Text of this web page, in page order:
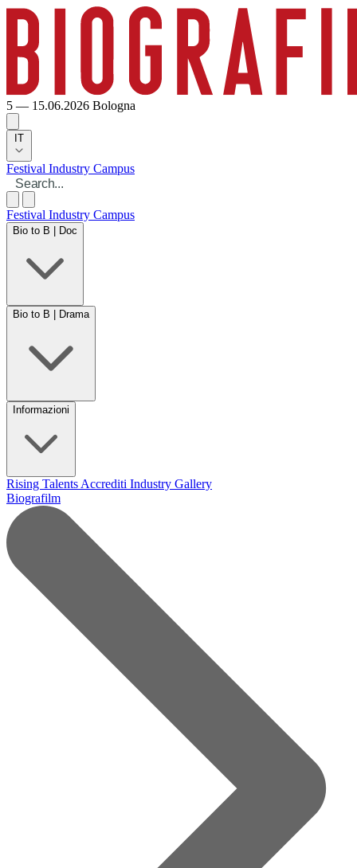
5 — 15.06.2026 Bologna
IT
Festival Industry Campus
Festival Industry Campus
Bio to B | Doc
Bio to B | Drama
Informazioni
Rising Talents Accrediti Industry Gallery
Biografilm